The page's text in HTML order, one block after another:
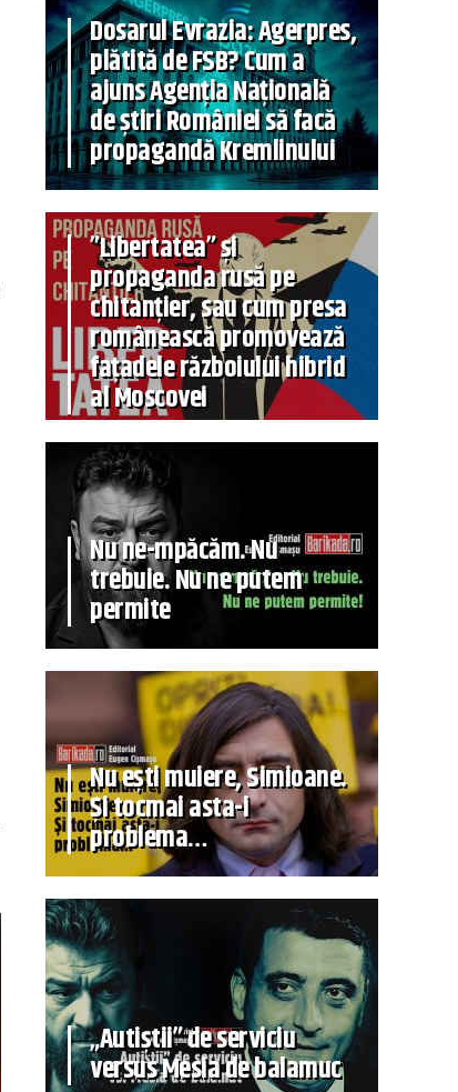
Dosarul Evrazia: Agerpres,
plătită de FSB? Cum a
ajuns Agenția Națională
de știri României să facă
propagandă Kremlinului
”Libertatea” și
propaganda rusă pe
chitanțier, sau cum presa
românească promovează
fațadele războiului hibrid
al Moscovei
Nu ne-mpăcăm. Nu
trebuie. Nu ne putem
permite
Nu ești muiere, Simioane.
Și tocmai asta-i
problema…
„Autiștii” de serviciu
versus Mesia de balamuc